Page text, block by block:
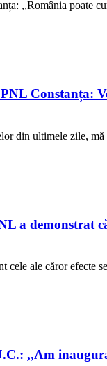
,,România poate
Constanța:
din ultimele zile,
a demonstrat
cele ale căror efecte
,,Am